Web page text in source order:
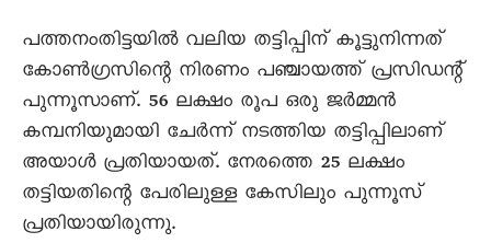
പത്തനംതിട്ടയില്‍ വലിയ തട്ടിപ്പിന് കൂട്ടുനിന്നത്
കോണ്‍ഗ്രസിന്റെ നിരണം പഞ്ചായത്ത് പ്രസിഡന്റ്
പുന്നൂസാണ്. 56 ലക്ഷം രൂപ ഒരു ജര്‍മ്മന്‍
കമ്പനിയുമായി ചേർന്ന് നടത്തിയ തട്ടിപ്പിലാണ്
അയാൾ പ്രതിയായത്. നേരത്തെ 25 ലക്ഷം
തട്ടിയതിന്റെ പേരിലുള്ള കേസിലും പുന്നൂസ്
പ്രതിയായിരുന്നു.